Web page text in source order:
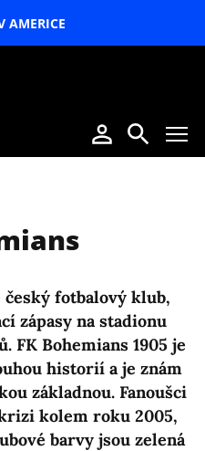
AMERICE
český fotbalový klub,
zápasy na stadionu
FK Bohemians 1905 je
historií a je znám
základnou. Fanoušci
kolem roku 2005,
barvy jsou zelená